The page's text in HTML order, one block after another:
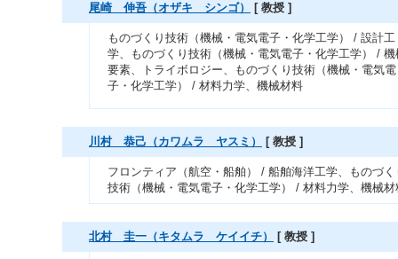
尾崎 伸吾（オザキ シンゴ） [ 教授 ]
ものづくり技術（機械・電気電子・化学工学） / 設計工
学、ものづくり技術（機械・電気電子・化学工学） / 機
要素、トライボロジー、ものづくり技術（機械・電気電
子・化学工学） / 材料力学、機械材料
川村 恭己（カワムラ ヤスミ） [ 教授 ]
フロンティア（航空・船舶） / 船舶海洋工学、ものづく
技術（機械・電気電子・化学工学） / 材料力学、機械材
北村 圭一（キタムラ ケイイチ） [ 教授 ]